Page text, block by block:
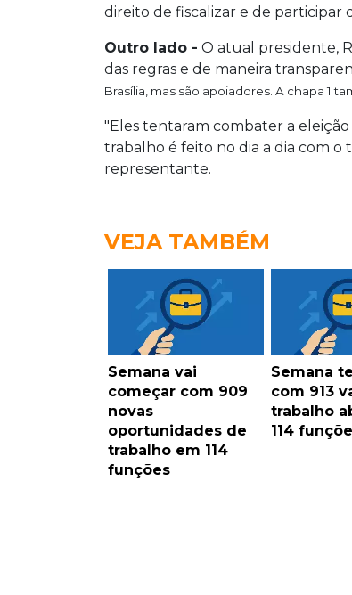
direito de fiscalizar e de participar
Outro lado - O atual presidente,
das regras e de maneira
Brasília, mas são apoiadores. A chapa 1
"Eles tentaram combater a
trabalho é feito no dia a dia com o
representante.
VEJA TAMBÉM
Semana vai
começar com 909
novas
oportunidades de
trabalho em 114
funções
Semana
com 913
trabalho
114